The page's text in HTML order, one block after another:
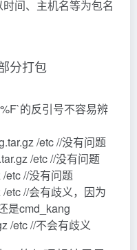
间、主机名等为包名
分打包
的反引号不容易辨
/etc //没有问题
/etc //没有问题
etc //没有问题
etc //会有歧义，因为
是cmd_kang
/etc //不会有歧义